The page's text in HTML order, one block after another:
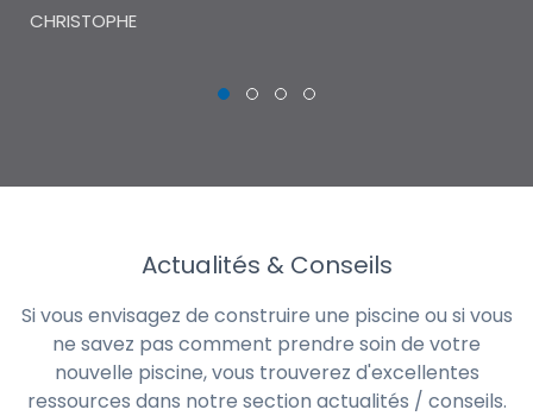
CHRISTOPHE
Actualités & Conseils
Si vous envisagez de construire une piscine ou si vous
ne savez pas comment prendre soin de votre
nouvelle piscine, vous trouverez d'excellentes
ressources dans notre section actualités / conseils.